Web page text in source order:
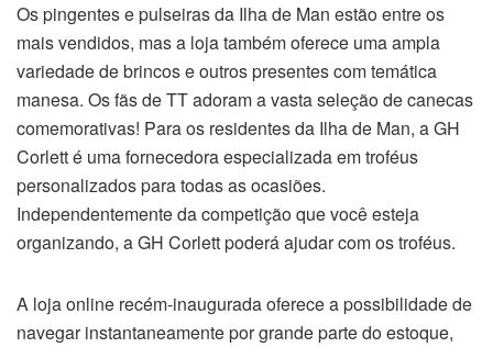
Os pingentes e pulseiras da Ilha de Man estão entre os
mais vendidos, mas a loja também oferece uma ampla
variedade de brincos e outros presentes com temática
manesa. Os fãs de TT adoram a vasta seleção de canecas
comemorativas! Para os residentes da Ilha de Man, a GH
Corlett é uma fornecedora especializada em troféus
personalizados para todas as ocasiões.
Independentemente da competição que você esteja
organizando, a GH Corlett poderá ajudar com os troféus.
A loja online recém-inaugurada oferece a possibilidade de
navegar instantaneamente por grande parte do estoque,